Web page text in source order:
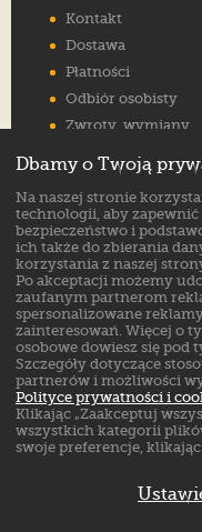
Kontakt
Dostawa
Płatności
Odbiór osobisty
Zwroty, wymiany
Jak wybrać rozmiar
FAQ
Znajdź nas na:
Markowe buty
Dbamy o Twoją
Na naszej stronie
technologii, aby zapewnić
bezpieczeństwo i
ich także do zbierania
korzystania z naszej
Po akceptacji możemy
zaufanym partnerom
spersonalizowane
zainteresowań. Więcej o
osobowe dowiesz się pod
Szczegóły dotyczące
partnerów i możliwości
Polityce prywatności i
Klikając „Zaakceptuj
wszystkich kategorii
swoje preferencje, klikając